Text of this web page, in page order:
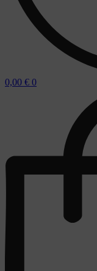
0,00 € 0